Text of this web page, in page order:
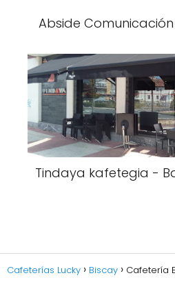
Abside
Tindaya kafetegia -
Cafeterías Lucky Biscay Cafetería